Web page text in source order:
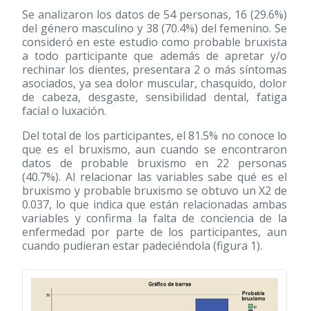
Se analizaron los datos de 54 personas, 16 (29.6%)
del género masculino y 38 (70.4%) del femenino. Se
consideró en este estudio como probable bruxista
a todo participante que además de apretar y/o
rechinar los dientes, presentara 2 o más síntomas
asociados, ya sea dolor muscular, chasquido, dolor
de cabeza, desgaste, sensibilidad dental, fatiga
facial o luxación.
Del total de los participantes, el 81.5% no conoce lo
que es el bruxismo, aun cuando se encontraron
datos de probable bruxismo en 22 personas
(40.7%). Al relacionar las variables sabe qué es el
bruxismo y probable bruxismo se obtuvo un X2 de
0.037, lo que indica que están relacionadas ambas
variables y confirma la falta de conciencia de la
enfermedad por parte de los participantes, aun
cuando pudieran estar padeciéndola (figura 1).